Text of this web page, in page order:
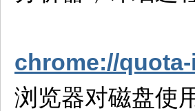
chrome://
浏览器对磁盘使